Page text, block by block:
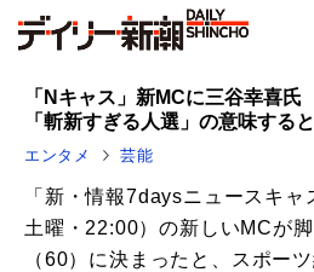
「Nキャス」新MCに三谷幸喜
「斬新すぎる人選」の意味する
エンタメ 芸能
「新・情報7daysニュースキャ
土曜・22:00）の新しいMCが
（60）に決まったと、スポー